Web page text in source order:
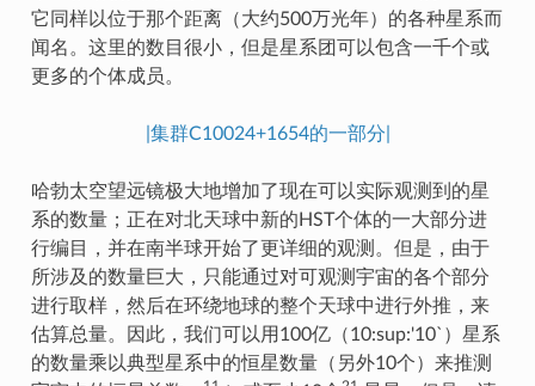
它同样以位于那个距离（大约500万光年）的各种星系而
闻名。这里的数目很小，但是星系团可以包含一千个或
更多的个体成员。
|集群C10024+1654的一部分|
哈勃太空望远镜极大地增加了现在可以实际观测到的星
系的数量；正在对北天球中新的HST个体的一大部分进
行编目，并在南半球开始了更详细的观测。但是，由于
所涉及的数量巨大，只能通过对可观测宇宙的各个部分
进行取样，然后在环绕地球的整个天球中进行外推，来
估算总量。因此，我们可以用100亿（10:sup:'10`）星系
的数量乘以典型星系中的恒星数量（另外10个）来推测